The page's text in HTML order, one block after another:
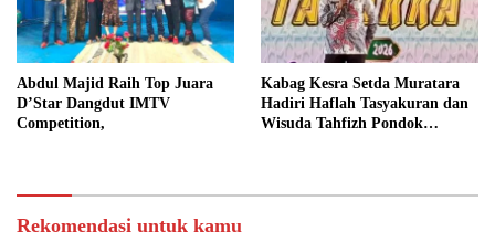
Abdul Majid Raih Top Juara
D’Star Dangdut IMTV
Competition,
Kabag Kesra Setda Muratara
Hadiri Haflah Tasyakuran dan
Wisuda Tahfizh Pondok
Rekomendasi untuk kamu